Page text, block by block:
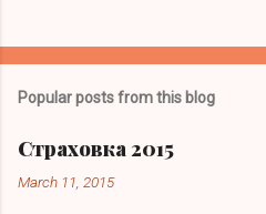
Popular posts from this blog
Страховка 2015
March 11, 2015